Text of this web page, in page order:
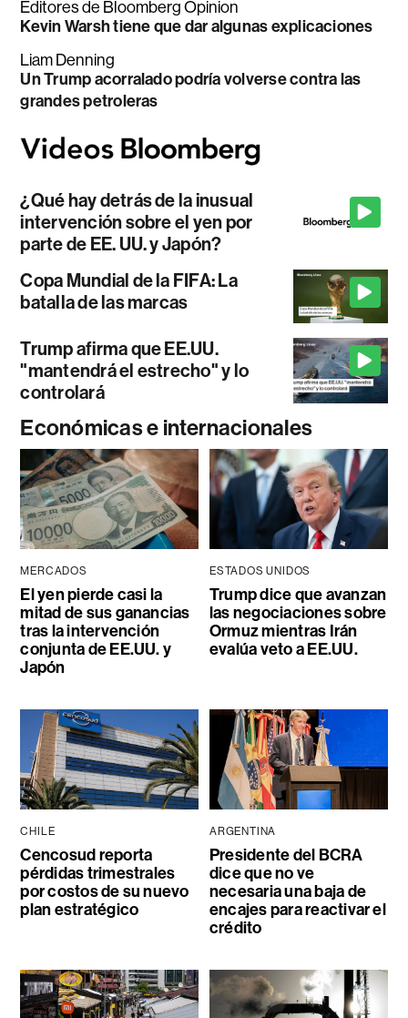
Editores de Bloomberg Opinion
Kevin Warsh tiene que dar algunas explicaciones
Liam Denning
Un Trump acorralado podría volverse contra las
grandes petroleras
¿Qué hay detrás de la inusual
intervención sobre el yen por
parte de EE. UU. y Japón?
Copa Mundial de la FIFA: La
batalla de las marcas
Trump afirma que EE.UU.
"mantendrá el estrecho" y lo
controlará
Económicas e internacionales
MERCADOS
El yen pierde casi la
mitad de sus ganancias
tras la intervención
conjunta de EE.UU. y
Japón
ESTADOS UNIDOS
Trump dice que avanzan
las negociaciones sobre
Ormuz mientras Irán
evalúa veto a EE.UU.
CHILE
Cencosud reporta
pérdidas trimestrales
por costos de su nuevo
plan estratégico
ARGENTINA
Presidente del BCRA
dice que no ve
necesaria una baja de
encajes para reactivar el
crédito